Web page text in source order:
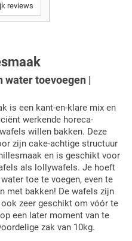
reviews
water toevoegen |
is een kant-en-klare mix en
werkende horeca-
willen bakken. Deze
zijn cake-achtige structuur
en is geschikt voor
als lollywafels. Je hoeft
toe te voegen, even te
met bakken! De wafels zijn
zeer geschikt om vóór te
een later moment van te
zak van 10kg.